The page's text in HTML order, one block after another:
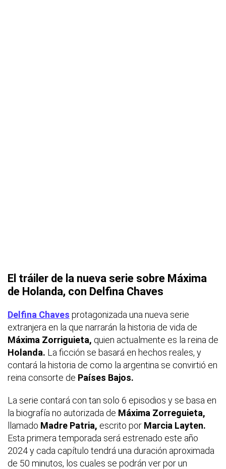
El tráiler de la nueva serie sobre Máxima
de Holanda, con Delfina Chaves
Delfina Chaves protagonizada una nueva serie
extranjera en la que narrarán la historia de vida de
Máxima Zorriguieta, quien actualmente es la reina de
Holanda. La ficción se basará en hechos reales, y
contará la historia de como la argentina se convirtió en
reina consorte de Países Bajos.
La serie contará con tan solo 6 episodios y se basa en
la biografía no autorizada de Máxima Zorreguieta,
llamado Madre Patria, escrito por Marcia Layten.
Esta primera temporada será estrenado este año
2024 y cada capítulo tendrá una duración aproximada
de 50 minutos, los cuales se podrán ver por un